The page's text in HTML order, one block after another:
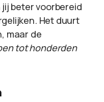
beter voorbereid
Het duurt
maar de
tot honderden